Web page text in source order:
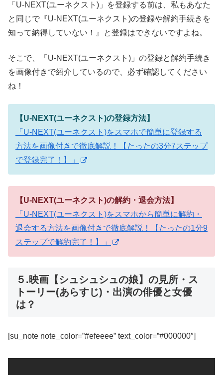
「U-NEXT(ユーネクスト)」を登録する前は、私もあなた
と同じで『U-NEXT(ユーネクスト)の登録や解約手続きを
知って納得していない！』と登録はできないですよね。
そこで、「U-NEXT(ユーネクスト)」の登録と解約手続き
を画像付きで紹介しているので、必ず確認してください
ね！
【U-NEXT(ユーネクスト)の登録方法】
「U-NEXT(ユーネクスト)をスマホで簡単に登録する
方法を画像付きで徹底解説！【たったの3分7ステップ
で登録完了！】」
【U-NEXT(ユーネクスト)の解約・退会方法】
「U-NEXT(ユーネクスト)をスマホから簡単に解約・
退会する方法を画像付きで徹底解説！【たったの1分9
ステップで解約完了！】」
５.映画【シュシュシュの娘】の見所・ス
トーリー(あらすじ)・出演の俳優と女優
は？
[su_note note_color=”#efeeee” text_color=”#000000″]